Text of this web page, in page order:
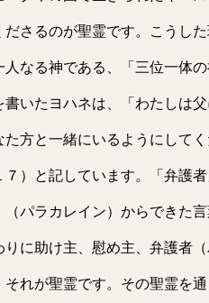
ださるのが聖霊です。こうし
なる神である、「三位一体の
いたヨハネは、「わたしは
た方と一緒にいるようにして
７）と記しています。「弁護
パラカレイン）からできた
りに助け主、慰め主、弁護者
それが聖霊です。その聖霊を